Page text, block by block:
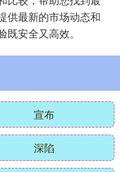
供最新的市场动态和
安全又高效。
宣布
深陷